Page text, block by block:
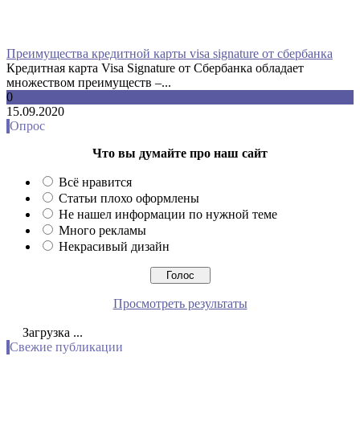
Преимущества кредитной карты visa signature от сбербанка
Кредитная карта Visa Signature от Сбербанка обладает
множеством преимуществ –...
0
15.09.2020
Опрос
Что вы думайте про наш сайт
Всё нравится
Статьи плохо оформлены
Не нашел информации по нужной теме
Много рекламы
Некрасивый дизайн
Просмотреть результаты
Загрузка ...
Свежие публикации